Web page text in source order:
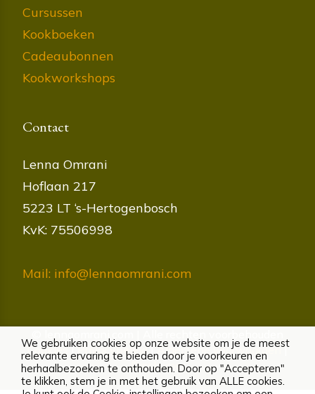
Cursussen
Kookboeken
Cadeaubonnen
Kookworkshops
Contact
Lenna Omrani
Hoflaan 217
5223 LT ‘s-Hertogenbosch
KvK: 75506998
Mail: info@lennaomrani.com
Cookies|Privacybeleid|Algemene voorwaarden|
Disclaimer
We gebruiken cookies op onze website om je de meest
relevante ervaring te bieden door je voorkeuren en
herhaalbezoeken te onthouden. Door op "Accepteren"
te klikken, stem je in met het gebruik van ALLE cookies.